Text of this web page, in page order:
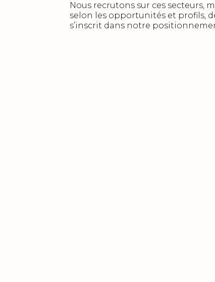
Nous recrutons sur ces secteurs,
selon les opportunités et profils,
s’inscrit dans notre